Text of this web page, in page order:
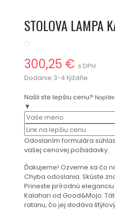
STOLOVA LAMPA
300,25 € s DPH
Dodanie 3-4 týždňe
Našli ste lepšiu cenu?
▼
Odoslaním formulára
vašej cenovej požiadavky.
Ďakujeme! Ozveme sa čo
Chyba odoslania. Skúste
Prineste prírodnú
Kalahari od Good&Mojo.
ratanu, čo jej dodáva